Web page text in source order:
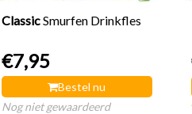
ClassicSmurfen Drinkfles
€7,95
Bestel nu
Nog niet gewaardeerd